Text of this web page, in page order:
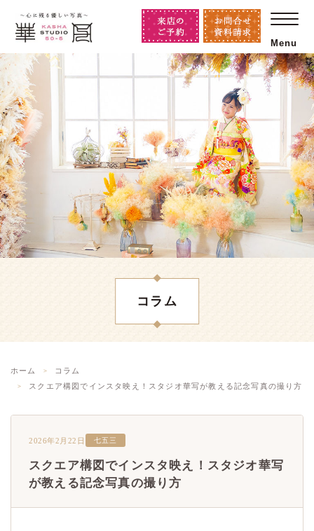
Menu
コラム
ホーム
コラム
スクエア構図でインスタ映え！スタジオ華写が教える記念写真の撮り方
2026年2月22日 七五三
スクエア構図でインスタ映え！スタジオ華写
が教える記念写真の撮り方